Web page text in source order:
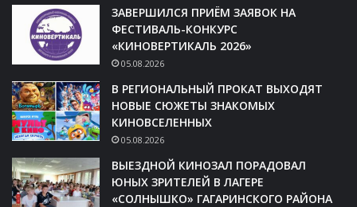
ЗАВЕРШИЛСЯ ПРИЁМ ЗАЯВОК НА
ФЕСТИВАЛЬ-КОНКУРС
«КИНОВЕРТИКАЛЬ 2026»
05.08.2026
В РЕГИОНАЛЬНЫЙ ПРОКАТ ВЫХОДЯТ
НОВЫЕ СЮЖЕТЫ ЗНАКОМЫХ
КИНОВСЕЛЕННЫХ
05.08.2026
ВЫЕЗДНОЙ КИНОЗАЛ ПОРАДОВАЛ
ЮНЫХ ЗРИТЕЛЕЙ В ЛАГЕРЕ
«СОЛНЫШКО» ГАГАРИНСКОГО РАЙОНА